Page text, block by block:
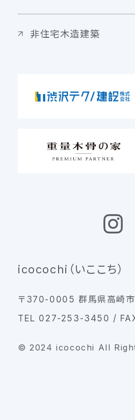
非住宅木造建築
icocochi（いここち）
〒370-0005 群馬県高崎市
TEL 027-253-3450 /
© 2024 icocochi All